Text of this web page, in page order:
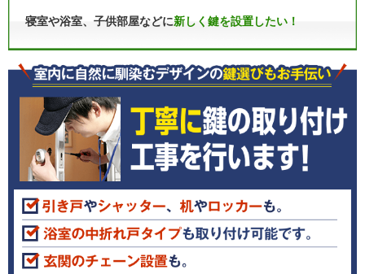
寝室や浴室、子供部屋などに新しく鍵を設置したい！